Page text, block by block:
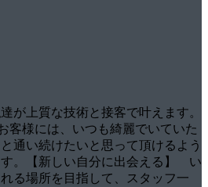
が上質な技術と接客で叶えます。
客様には、いつも綺麗でいていた
通い続けたいと思って頂けるよう
。【新しい自分に出会える】 い
る場所を目指して、スタッフ一